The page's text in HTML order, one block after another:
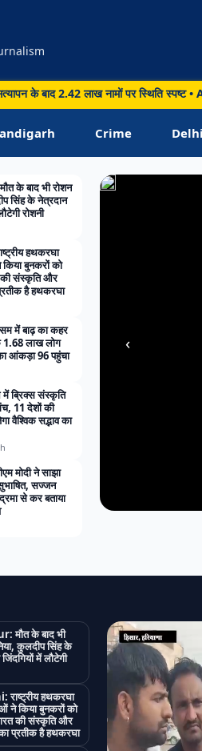
2.42 लाख नामों पर स्थिति स्पष्ट •
Crime
के बाद भी रोशन
सिंह के नेत्रदान
रोशनी
हथकरघा
बुनकरों को
की संस्कृति और
है हथकरघा
में बाढ़ का कहर
1.68 लाख लोग
आंकड़ा 96 पहुंचा
ब्रिक्स संस्कृति
11 देशों की
वैश्विक सद्भाव का
मोदी ने साझा
सज्जन
से कर बताया
‹
के
त्वरित
की
तैयारी
मौत के बाद भी
कुलदीप सिंह के
में लौटेगी
हथकरघा
ने किया बुनकरों को
की संस्कृति और
प्रतीक है हथकरघा